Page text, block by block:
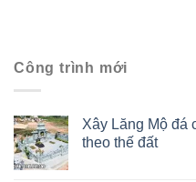
Công trình mới
Xây Lăng Mộ đá
theo thế đất